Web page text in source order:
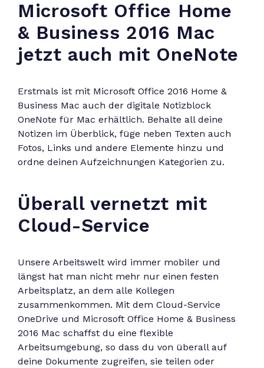
Microsoft Office Home
& Business 2016 Mac
jetzt auch mit OneNote
Erstmals ist mit Microsoft Office 2016 Home &
Business Mac auch der digitale Notizblock
OneNote für Mac erhältlich. Behalte all deine
Notizen im Überblick, füge neben Texten auch
Fotos, Links und andere Elemente hinzu und
ordne deinen Aufzeichnungen Kategorien zu.
Überall vernetzt mit
Cloud-Service
Unsere Arbeitswelt wird immer mobiler und
längst hat man nicht mehr nur einen festen
Arbeitsplatz, an dem alle Kollegen
zusammenkommen. Mit dem Cloud-Service
OneDrive und Microsoft Office Home & Business
2016 Mac schaffst du eine flexible
Arbeitsumgebung, so dass du von überall auf
deine Dokumente zugreifen, sie teilen oder